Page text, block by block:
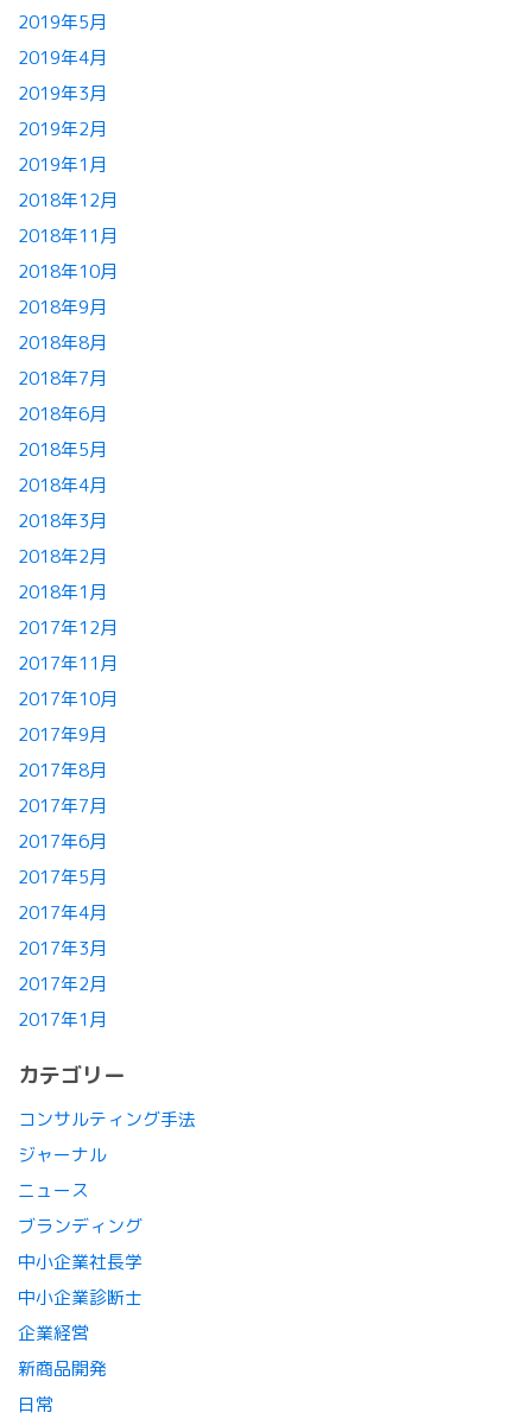
2019年5月
2019年4月
2019年3月
2019年2月
2019年1月
2018年12月
2018年11月
2018年10月
2018年9月
2018年8月
2018年7月
2018年6月
2018年5月
2018年4月
2018年3月
2018年2月
2018年1月
2017年12月
2017年11月
2017年10月
2017年9月
2017年8月
2017年7月
2017年6月
2017年5月
2017年4月
2017年3月
2017年2月
2017年1月
カテゴリー
コンサルティング手法
ジャーナル
ニュース
ブランディング
中小企業社長学
中小企業診断士
企業経営
新商品開発
日常